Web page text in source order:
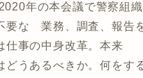
年の本会議で警察組織
要な 業務、調査、報告
は仕事の中身改革。
どうあるべきか。何をす